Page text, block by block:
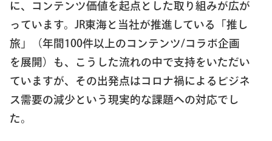
に、コンテンツ価値を起点とした取り組みが広が
っています。JR東海と当社が推進している「推し
旅」（年間100件以上のコンテンツ/コラボ企画
を展開）も、こうした流れの中で支持をいただい
ていますが、その出発点はコロナ禍によるビジネ
ス需要の減少という現実的な課題への対応でし
た。